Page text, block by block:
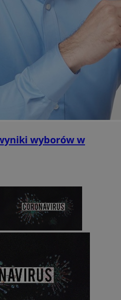
wyborów w